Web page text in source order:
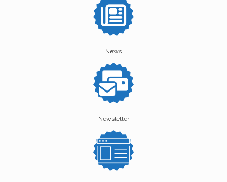
News
Newsletter